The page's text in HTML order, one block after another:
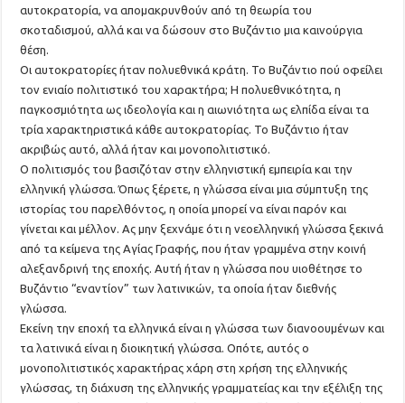
αυτοκρατορία, να απομακρυνθούν από τη θεωρία του
σκοταδισμού, αλλά και να δώσουν στο Βυζάντιο μια καινούργια
θέση.
Οι αυτοκρατορίες ήταν πολυεθνικά κράτη. Το Βυζάντιο πού οφείλει
τον ενιαίο πολιτιστικό του χαρακτήρα; Η πολυεθνικότητα, η
παγκοσμιότητα ως ιδεολογία και η αιωνιότητα ως ελπίδα είναι τα
τρία χαρακτηριστικά κάθε αυτοκρατορίας. Το Βυζάντιο ήταν
ακριβώς αυτό, αλλά ήταν και μονοπολιτιστικό.
Ο πολιτισμός του βασιζόταν στην ελληνιστική εμπειρία και την
ελληνική γλώσσα. Όπως ξέρετε, η γλώσσα είναι μια σύμπτυξη της
ιστορίας του παρελθόντος, η οποία μπορεί να είναι παρόν και
γίνεται και μέλλον. Ας μην ξεχνάμε ότι η νεοελληνική γλώσσα ξεκινά
από τα κείμενα της Αγίας Γραφής, που ήταν γραμμένα στην κοινή
αλεξανδρινή της εποχής. Αυτή ήταν η γλώσσα που υιοθέτησε το
Βυζάντιο “εναντίον” των λατινικών, τα οποία ήταν διεθνής
γλώσσα.
Εκείνη την εποχή τα ελληνικά είναι η γλώσσα των διανοουμένων και
τα λατινικά είναι η διοικητική γλώσσα. Οπότε, αυτός ο
μονοπολιτιστικός χαρακτήρας χάρη στη χρήση της ελληνικής
γλώσσας, τη διάχυση της ελληνικής γραμματείας και την εξέλιξη της